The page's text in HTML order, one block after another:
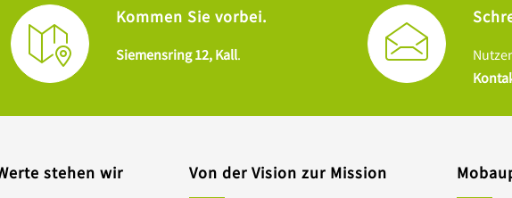
Kommen Sie vorbei.
Siemensring 12, Kall.
stehen wir Von der Vision zur Mission